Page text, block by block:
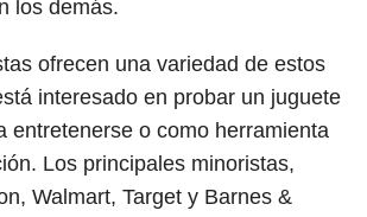
los demás.
ofrecen una variedad de estos
interesado en probar un juguete
entretenerse o como herramienta
Los principales minoristas,
Walmart, Target y Barnes &